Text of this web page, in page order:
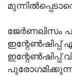
ജേര്‍ണലിസം
ഇന്റേണ്‍ഷിപ്പ്
ഇന്റേണ്‍ഷിപ്പ്